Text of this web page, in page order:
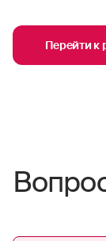
Перейти к